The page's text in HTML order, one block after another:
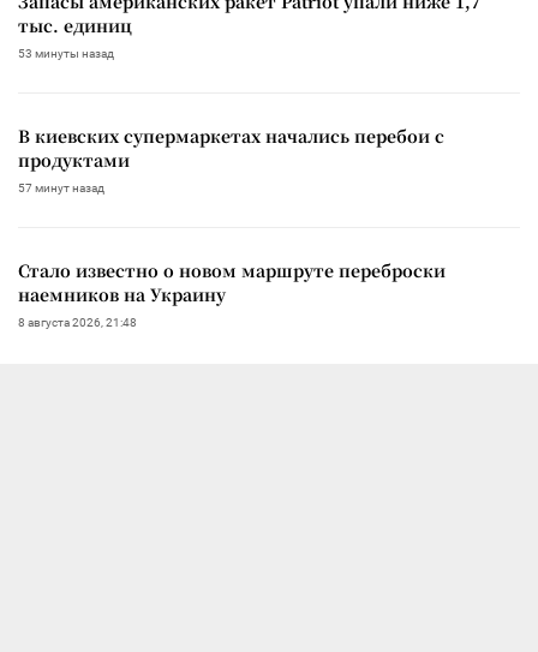
тыс. единиц
53 минуты назад
В киевских супермаркетах начались перебои с
продуктами
57 минут назад
Стало известно о новом маршруте переброски
наемников на Украину
8 августа 2026, 21:48